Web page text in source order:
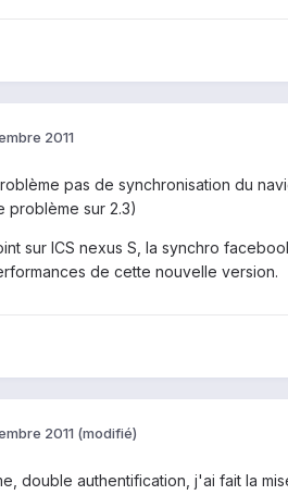
2011
pas de synchronisation du
problème sur 2.3)
sur ICS nexus S, la synchro
de cette nouvelle version.
2011 (modifié)
double authentification, j'ai fait la